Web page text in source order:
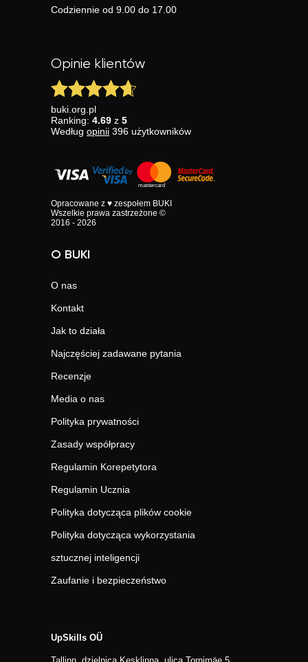
Codziennie od 9.00 do 17.00
Opinie klientów
buki.org.pl
Ranking: 4.69 z 5
Według opinii 396 użytkowników
Opracowane z ♥ zespołem BUKI
Wszelkie prawa zastrzeżone ©
2016 - 2026
O BUKI
O nas
Kontakt
Jak to działa
Najczęściej zadawane pytania
Recenzje
Media o nas
Polityka prywatności
Zasady współpracy
Regulamin Korepetytora
Regulamin Ucznia
Polityka dotycząca plików cookie
Polityka dotycząca wykorzystania
sztucznej inteligencji
Zaufanie i bezpieczeństwo
UpSkills OÜ